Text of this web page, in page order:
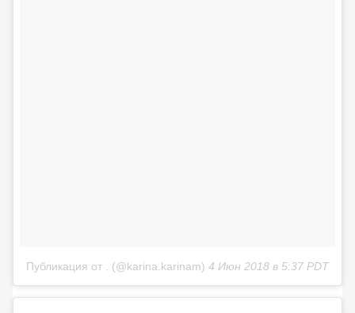
Публикация от . (@karina.karinam) 4 Июн 2018 в 5:37 PDT